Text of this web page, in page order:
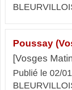
Poussay
[Vosges
Publié le 02/